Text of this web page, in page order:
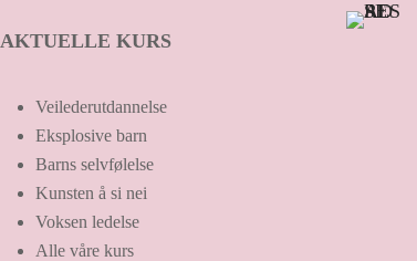
AKTUELLE KURS
Veilederutdannelse
Eksplosive barn
Barns selvfølelse
Kunsten å si nei
Voksen ledelse
Alle våre kurs